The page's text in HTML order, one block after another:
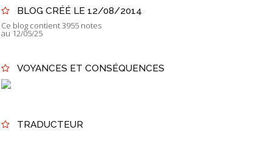
BLOG CRÉÉ LE 12/08/2014
Ce blog contient 3955 notes
au 12/05/25
VOYANCES ET CONSÉQUENCES
TRADUCTEUR